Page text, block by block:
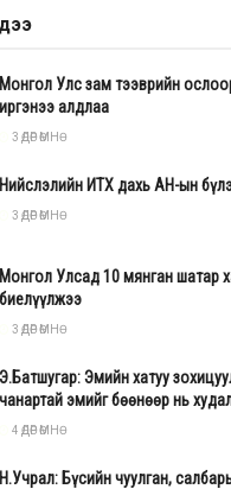
иргэдэд цаг
байна.
Монгол Улс зам тээврийн
иргэнээ алдлаа
3 ӨДӨР ӨМНӨ
Нийслэлийн ИТХ дахь АН-ын
3 ӨДӨР ӨМНӨ
Монгол Улсад 10 мянган шатар
биелүүлжээ
3 ӨДӨР ӨМНӨ
Э.Батшугар: Эмийн хатуу
чанартай эмийг бөөнөөр нь
4 ӨДӨР ӨМНӨ
Н.Учрал: Бүсийн чуулган,